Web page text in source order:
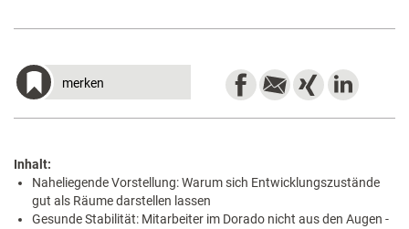
merken
Inhalt:
Naheliegende Vorstellung: Warum sich Entwicklungszustände
gut als Räume darstellen lassen
Gesunde Stabilität: Mitarbeiter im Dorado nicht aus den Augen ­